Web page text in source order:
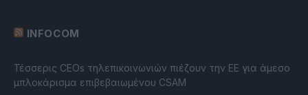
INFOCOM
Τέσσερις CEOs τηλεπικοινωνιών πιέζουν την ΕΕ για άμεσο
μπλοκάρισμα επιβεβαιωμένου CSAM